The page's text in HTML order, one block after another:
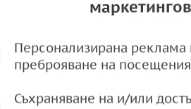
(21 на сто под
са установени в Дания
храните и
над средното ниво в
ЕС в Словакия до 20 на
Персонализирана реклама
преброяване на
Съхраняване на и/или